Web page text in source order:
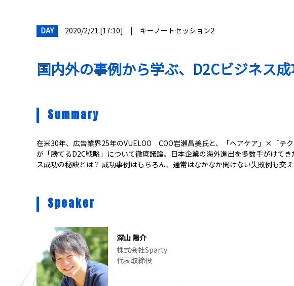
DAY 2020/2/21 [17:10] | キーノートセッション2
国内外の事例から学ぶ、D2Cビジネス
Summary
在米30年、広告業界25年のVUELOO COO岩瀬昌美氏と、「ヘアケア」×「テ
が「勝てるD2C戦略」について徹底議論。日本企業の海外進出を多数手がけて
ス成功の秘訣とは？ 成功事例はもちろん、通常はなかなか聞けない失敗例も交え
Speaker
深山 陽介
株式会社Sparty
代表取締役